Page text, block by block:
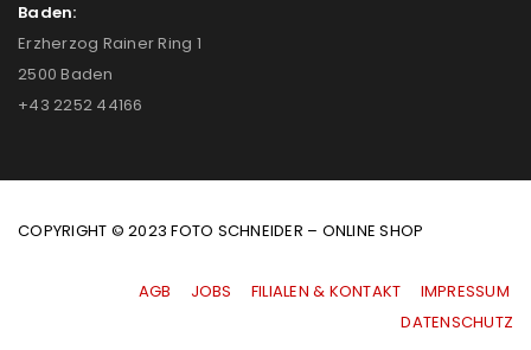
Baden:
Erzherzog Rainer Ring 1
2500 Baden
+43 2252 44166
COPYRIGHT © 2023 FOTO SCHNEIDER – ONLINE SHOP
AGB JOBS FILIALEN & KONTAKT
IMPRESSUM
|DATENSCHUTZ